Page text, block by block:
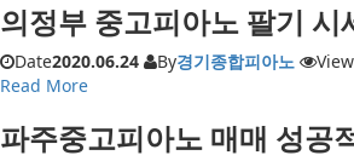
의정부 중고피아노 팔기
Date2020.06.24 By경기종합피아노
Read More
파주중고피아노 매매 성공